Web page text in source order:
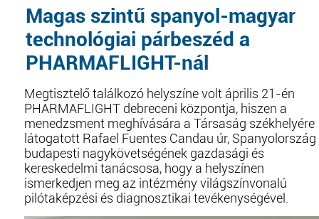
Magas szintű spanyol-magyar
technológiai párbeszéd a
PHARMAFLIGHT-nál
Megtisztelő találkozó helyszíne volt április 21-én
PHARMAFLIGHT debreceni központja, hiszen a
menedzsment meghívására a Társaság székhelyére
látogatott Rafael Fuentes Candau úr, Spanyolország
budapesti nagykövetségének gazdasági és
kereskedelmi tanácsosa, hogy a helyszínen
ismerkedjen meg az intézmény világszínvonalú
pilótaképzési és diagnosztikai tevékenységével.